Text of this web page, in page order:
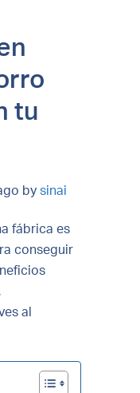
tu
by sinai
fábrica es
conseguir
al